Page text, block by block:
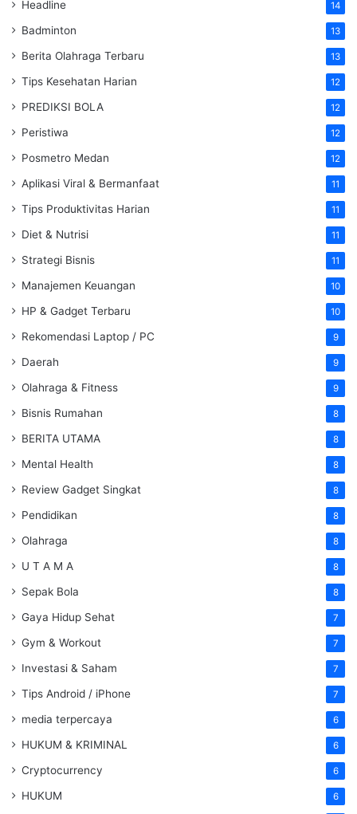
Headline 14
Badminton 13
Berita Olahraga Terbaru 13
Tips Kesehatan Harian 12
PREDIKSI BOLA 12
Peristiwa 12
Posmetro Medan 12
Aplikasi Viral & Bermanfaat 11
Tips Produktivitas Harian 11
Diet & Nutrisi 11
Strategi Bisnis 11
Manajemen Keuangan 10
HP & Gadget Terbaru 10
Rekomendasi Laptop / PC 9
Daerah 9
Olahraga & Fitness 9
Bisnis Rumahan 8
BERITA UTAMA 8
Mental Health 8
Review Gadget Singkat 8
Pendidikan 8
Olahraga 8
U T A M A 8
Sepak Bola 8
Gaya Hidup Sehat 7
Gym & Workout 7
Investasi & Saham 7
Tips Android / iPhone 7
media terpercaya 6
HUKUM & KRIMINAL 6
Cryptocurrency 6
HUKUM 6